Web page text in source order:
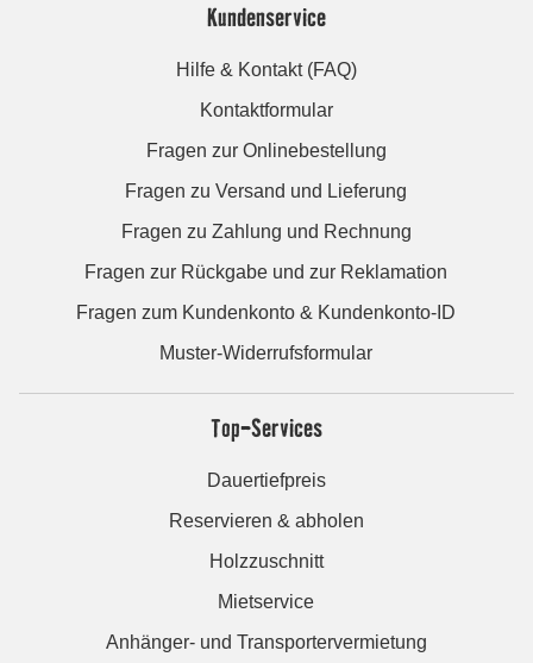
Kundenservice
Hilfe & Kontakt (FAQ)
Kontaktformular
Fragen zur Onlinebestellung
Fragen zu Versand und Lieferung
Fragen zu Zahlung und Rechnung
Fragen zur Rückgabe und zur Reklamation
Fragen zum Kundenkonto & Kundenkonto-ID
Muster-Widerrufsformular
Top-Services
Dauertiefpreis
Reservieren & abholen
Holzzuschnitt
Mietservice
Anhänger- und Transportervermietung